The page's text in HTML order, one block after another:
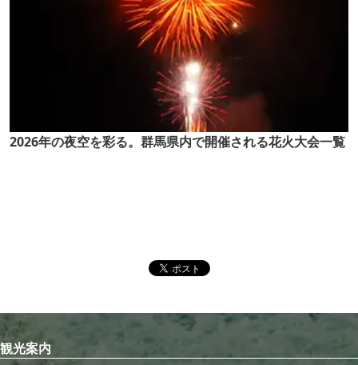
2026年の夜空を彩る。群馬県内で開催される花火大会一覧
観光案内